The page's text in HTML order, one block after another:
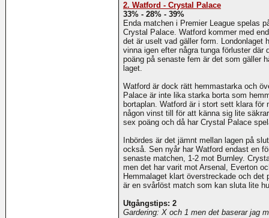
2. Watford - Crystal Palace
33% - 28% - 39%
Enda matchen i Premier League spelas
Crystal Palace. Watford kommer med
det är uselt vad gäller form. Londonlaget
vinna igen efter några tunga förluster där
poäng på senaste fem är det som gäller
laget.
Watford är dock rätt hemmastarka och
Palace är inte lika starka borta som
bortaplan. Watford är i stort sett klara
någon vinst till för att känna sig lite
sex poäng och då har Crystal Palace
Inbördes är det jämnt mellan lagen på
också. Sen nyår har Watford endast en
senaste matchen, 1-2 mot Burnley.
men det har varit mot Arsenal, Everton
Hemmalaget klart överstreckade och
är en svårlöst match som kan sluta lite
Utgångstips: 2
Gardering: X och 1 men det baserar jag